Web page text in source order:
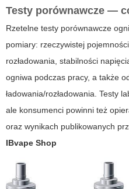
Testy porównawcze —
Rzetelne testy porównawcze
pomiary: rzeczywistej
rozładowania, stabilności
ogniwa podczas pracy, a także
ładowania/rozładowania. Testy
ale konsumenci powinni też
oraz wynikach publikowanych
IBvape Shop